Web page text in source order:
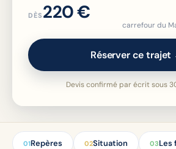
DÈS 220 €
carrefour du
Réserver ce trajet
Devis confirmé par écrit sous
01Repères 02Situation 03Les